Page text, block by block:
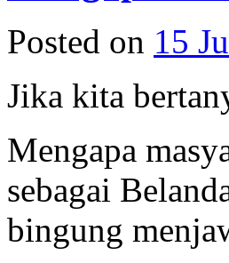
Posted on 15
Jika kita
Mengapa
sebagai
bingung